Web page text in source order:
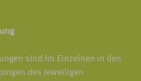
sind im Einzelnen in den
des jeweiligen